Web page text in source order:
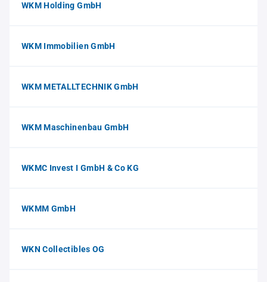
WKM Holding GmbH
WKM Immobilien GmbH
WKM METALLTECHNIK GmbH
WKM Maschinenbau GmbH
WKMC Invest I GmbH & Co KG
WKMM GmbH
WKN Collectibles OG